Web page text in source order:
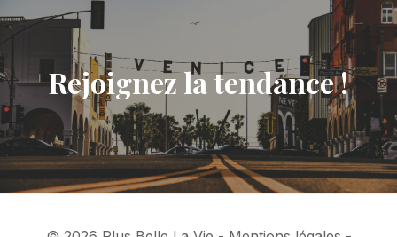
Rejoignez la tendance !